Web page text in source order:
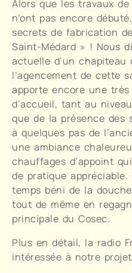
Alors que les travaux
n’ont pas encore
secrets de fabrication
Saint-Médard » ! Nous
actuelle d’un chapiteau
l’agencement de cette
apporte encore une
d’accueil, tant au
que de la présence des
à quelques pas de
une ambiance
chauffages d’appoint
de pratique
temps béni de la
tout de même en
principale du Cosec.
Plus en détail, la radio
intéressée à notre